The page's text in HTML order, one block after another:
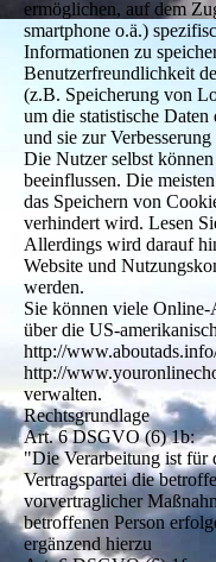
ermöglichen, auf dem
smartphone o.ä.)
Informationen zu
Benutzerfreundlichkeit
(z.B. Speicherung von
um die statistische
und sie zur
Die Nutzer selbst
beeinflussen. Die
das Speichern von
verhindert wird. Lesen
Allerdings wird darauf
Website und
werden.
Sie können viele
über die US-
http://
http://
verwalten.
Rechtsgrundlage
Art. 6 DSGVO (6) 1b:
"Die Verarbeitung ist für
Vertragspartei die
vorvertraglicher
betroffenen Person
ergänzend hierzu